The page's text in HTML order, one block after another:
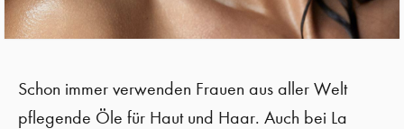
Schon immer verwenden Frauen aus aller Welt
pflegende Öle für Haut und Haar. Auch bei La